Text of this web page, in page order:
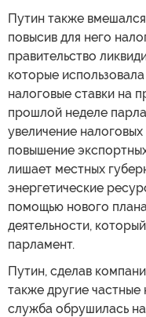
Путин также
повысив для него
правительство
которые
налоговые ставки на
прошлой неделе
увеличение
повышение
лишает местных
энергетические
помощью нового
деятельности,
парламент.
Путин, сделав
также другие
служба обрушилась